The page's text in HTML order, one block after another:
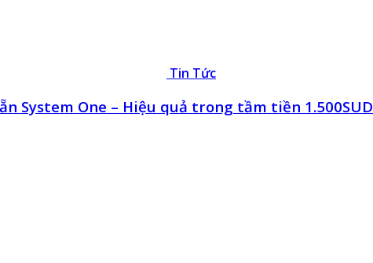
Tin Tức
System One – Hiệu quả trong tầm tiền 1.500SUD